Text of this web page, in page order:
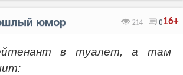
16+
214 0
юмор
в туалет, а там